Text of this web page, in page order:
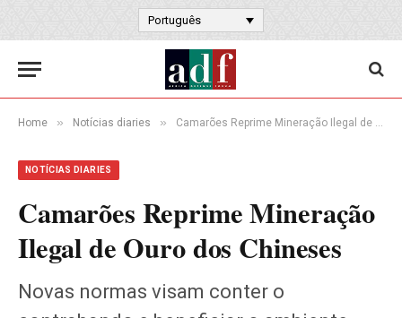
Português
Home » Notícias diaries » Camarões Reprime Mineração Ilegal de Ouro dos Chineses
NOTÍCIAS DIARIES
Camarões Reprime Mineração
Ilegal de Ouro dos Chineses
Novas normas visam conter o